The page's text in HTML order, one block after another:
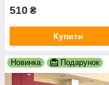
510 ₴
Купити
Новинка Подарунок